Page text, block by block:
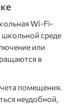
Wi-Fi-
школьной среде
или
в
помещения.
неудобной,